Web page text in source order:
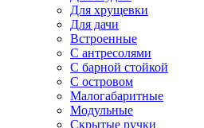
Для хрущевки
Для дачи
Встроенные
С антресолями
С барной стойкой
С островом
Малогабаритные
Модульные
Скрытые ручки